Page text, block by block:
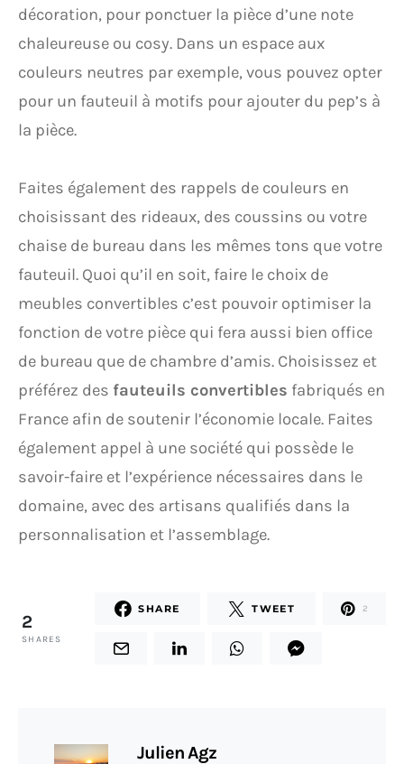
décoration, pour ponctuer la pièce d’une note
chaleureuse ou cosy. Dans un espace aux
couleurs neutres par exemple, vous pouvez opter
pour un fauteuil à motifs pour ajouter du pep’s à
la pièce.
Faites également des rappels de couleurs en
choisissant des rideaux, des coussins ou votre
chaise de bureau dans les mêmes tons que votre
fauteuil. Quoi qu’il en soit, faire le choix de
meubles convertibles c’est pouvoir optimiser la
fonction de votre pièce qui fera aussi bien office
de bureau que de chambre d’amis. Choisissez et
préférez des fauteuils convertibles fabriqués en
France afin de soutenir l’économie locale. Faites
également appel à une société qui possède le
savoir-faire et l’expérience nécessaires dans le
domaine, avec des artisans qualifiés dans la
personnalisation et l’assemblage.
2
SHARES
SHARE TWEET 2
Julien Agz